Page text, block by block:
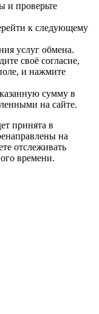
и проверьте
к следующему
услуг обмена.
своё согласие,
и нажмите
сумму в
на сайте.
принята в
на
отслеживать
времени.